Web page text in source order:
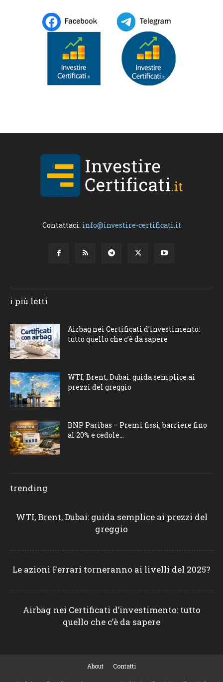
Contattaci: info@investire-certificati.it
i più letti
Airbag nei Certificati d’investimento:
tutto quello che c’è da sapere
WTI, Brent, Dubai: guida semplice ai
prezzi del greggio
BNP Paribas – Premi fissi, barriere fino
al 20% e cedole...
trending
WTI, Brent, Dubai: guida semplice ai prezzi del
greggio
Le azioni Ferrari torneranno ai livelli del 2025?
Airbag nei Certificati d’investimento: tutto
quello che c’è da sapere
About Contatti